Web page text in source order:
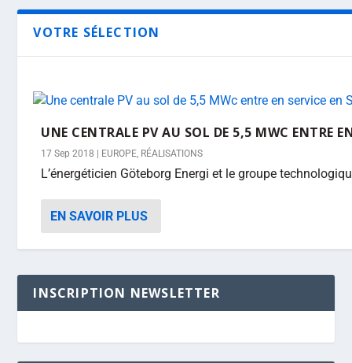
VOTRE SÉLECTION
UNE CENTRALE PV AU SOL DE 5,5 MWC ENTRE
17 Sep 2018 EUROPE, RÉALISATIONS
L’énergéticien Göteborg Energi et le groupe
EN SAVOIR PLUS
INSCRIPTION NEWSLETTER